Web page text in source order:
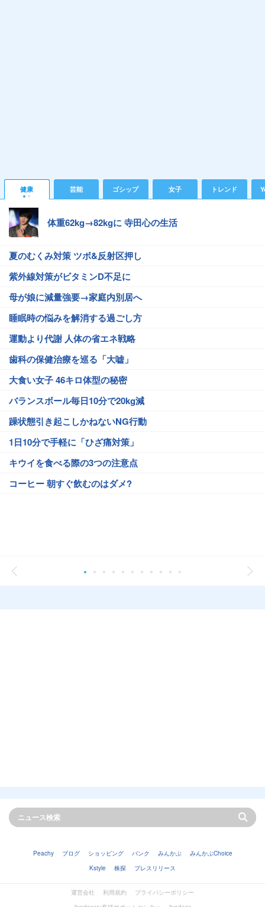
健康 芸能 ゴシップ 女子 トレンド
体重62kg→82kgに 寺田心の生活
夏のむくみ対策 ツボ&反射区押し
紫外線対策がビタミンD不足に
母が娘に減量強要→家庭内別居へ
睡眠時の悩みを解消する過ごし方
運動より代謝 人体の省エネ戦略
歯科の保健治療を巡る「大嘘」
大食い女子 46キロ体型の秘密
バランスボール毎日10分で20kg減
躁状態引き起こしかねないNG行動
1日10分で手軽に「ひざ痛対策」
キウイを食べる際の3つの注意点
コーヒー 朝すぐ飲むのはダメ?
Peachy ブログ ショッピング バンク みんかぶ
みんかぶChoice
Kstyle
株探 プレスリリース
運営会社 利用規約
プライバシーポリシー